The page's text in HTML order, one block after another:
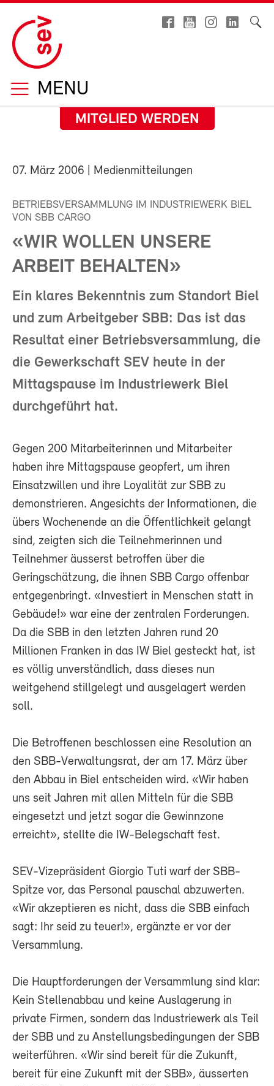
MENU
MITGLIED WERDEN
07. März 2006 | Medienmitteilungen
BETRIEBSVERSAMMLUNG IM INDUSTRIEWERK BIEL
VON SBB CARGO
«WIR WOLLEN UNSERE
ARBEIT BEHALTEN»
Ein klares Bekenntnis zum Standort Biel
und zum Arbeitgeber SBB: Das ist das
Resultat einer Betriebsversammlung, die
die Gewerkschaft SEV heute in der
Mittagspause im Industriewerk Biel
durchgeführt hat.
Gegen 200 Mitarbeiterinnen und Mitarbeiter
haben ihre Mittagspause geopfert, um ihren
Einsatzwillen und ihre Loyalität zur SBB zu
demonstrieren. Angesichts der Informationen, die
übers Wochenende an die Öffentlichkeit gelangt
sind, zeigten sich die Teilnehmerinnen und
Teilnehmer äusserst betroffen über die
Geringschätzung, die ihnen SBB Cargo offenbar
entgegenbringt. «Investiert in Menschen statt in
Gebäude!» war eine der zentralen Forderungen.
Da die SBB in den letzten Jahren rund 20
Millionen Franken in das IW Biel gesteckt hat, ist
es völlig unverständlich, dass dieses nun
weitgehend stillgelegt und ausgelagert werden
soll.
Die Betroffenen beschlossen eine Resolution an
den SBB-Verwaltungsrat, der am 17. März über
den Abbau in Biel entscheiden wird. «Wir haben
uns seit Jahren mit allen Mitteln für die SBB
eingesetzt und jetzt sogar die Gewinnzone
erreicht», stellte die IW-Belegschaft fest.
SEV-Vizepräsident Giorgio Tuti warf der SBB-
Spitze vor, das Personal pauschal abzuwerten.
«Wir akzeptieren es nicht, dass die SBB einfach
sagt: Ihr seid zu teuer!», ergänzte er vor der
Versammlung.
Die Hauptforderungen der Versammlung sind klar:
Kein Stellenabbau und keine Auslagerung in
private Firmen, sondern das Industriewerk als Teil
der SBB und zu Anstellungsbedingungen der SBB
weiterführen. «Wir sind bereit für die Zukunft,
bereit für eine Zukunft mit der SBB», äusserten